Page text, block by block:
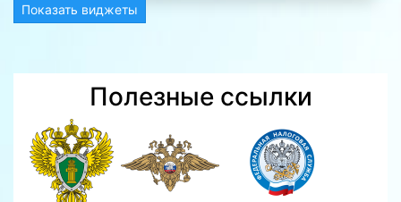
Показать виджеты
Полезные ссылки